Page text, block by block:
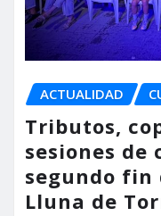
ACTUALIDAD
Tributos,
sesiones de
segundo fin
Lluna de